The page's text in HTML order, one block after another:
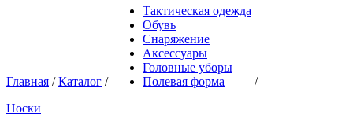
Главная /Каталог /
Тактическая одежда
Обувь
Снаряжение
Аксессуары
Головные уборы
Полевая форма
/
Носки